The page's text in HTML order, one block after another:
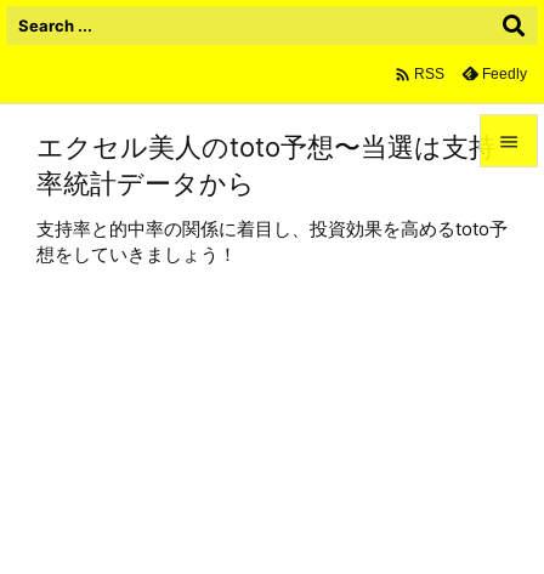
エクセル美人のtoto予想〜当選は支持
率統計データから
支持率と的中率の関係に着目し、投資効果を高めるtoto予
想をしていきましょう！

メニュ
 RSS Feedly